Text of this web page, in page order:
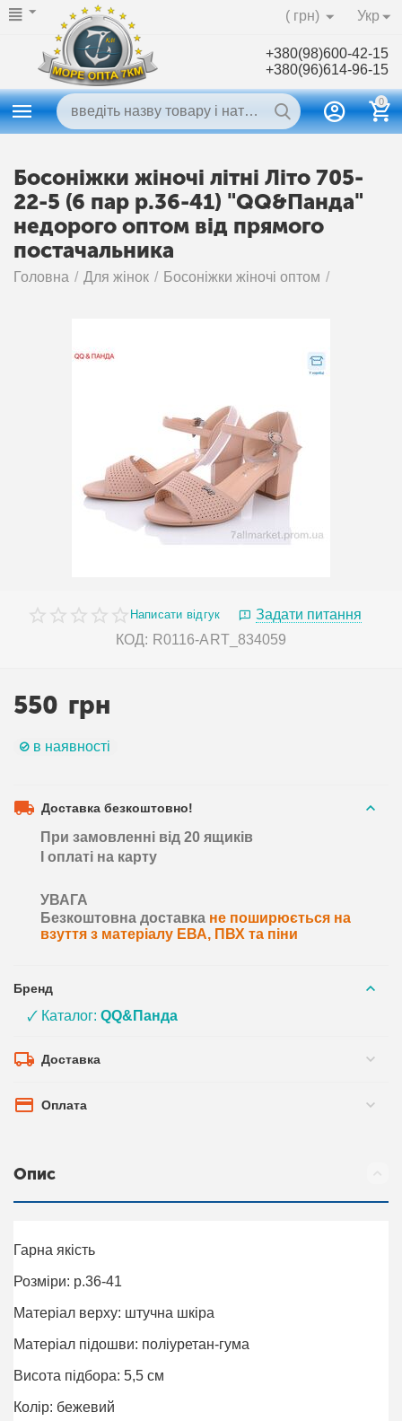
Укр
( грн)
+380(98)600-42-15
+380(96)614-96-15
0
Босоніжки жіночі літні Літо 705-
22-5 (6 пар р.36-41) "QQ&Панда"
недорого оптом від прямого
постачальника
Головна / Для жінок / Босоніжки жіночі оптом /
Написати відгук
Задати питання
КОД: R0116-ART_834059
550 грн
в наявності
Доставка безкоштовно!
При замовленні від 20 ящиків
І оплаті на карту
УВАГА
Безкоштовна доставка не поширюється на
взуття з матеріалу ЕВА, ПВХ та піни
Бренд
🗸 Каталог:QQ&Панда
Доставка
Оплата
Опис
Гарна якість
Розміри: р.36-41
Матеріал верху: штучна шкіра
Матеріал підошви: поліуретан-гума
Висота підбора: 5,5 см
Колір: бежевий